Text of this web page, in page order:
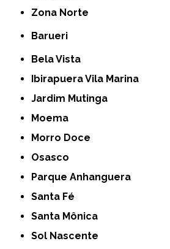
Zona Norte
Barueri
Bela Vista
Ibirapuera Vila Marina
Jardim Mutinga
Moema
Morro Doce
Osasco
Parque Anhanguera
Santa Fé
Santa Mônica
Sol Nascente